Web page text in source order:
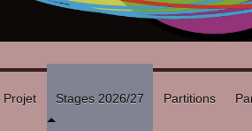
Projet Stages 2026/27 Partitions